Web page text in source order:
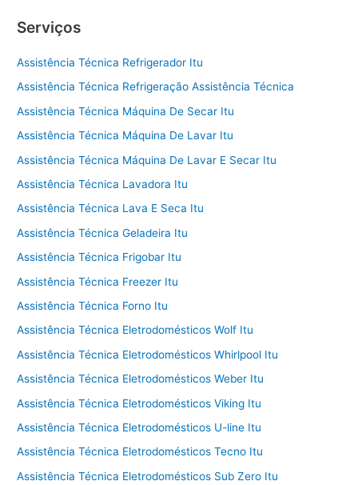
Serviços
Assistência Técnica Refrigerador Itu
Assistência Técnica Refrigeração Assistência Técnica
Assistência Técnica Máquina De Secar Itu
Assistência Técnica Máquina De Lavar Itu
Assistência Técnica Máquina De Lavar E Secar Itu
Assistência Técnica Lavadora Itu
Assistência Técnica Lava E Seca Itu
Assistência Técnica Geladeira Itu
Assistência Técnica Frigobar Itu
Assistência Técnica Freezer Itu
Assistência Técnica Forno Itu
Assistência Técnica Eletrodomésticos Wolf Itu
Assistência Técnica Eletrodomésticos Whirlpool Itu
Assistência Técnica Eletrodomésticos Weber Itu
Assistência Técnica Eletrodomésticos Viking Itu
Assistência Técnica Eletrodomésticos U-line Itu
Assistência Técnica Eletrodomésticos Tecno Itu
Assistência Técnica Eletrodomésticos Sub Zero Itu